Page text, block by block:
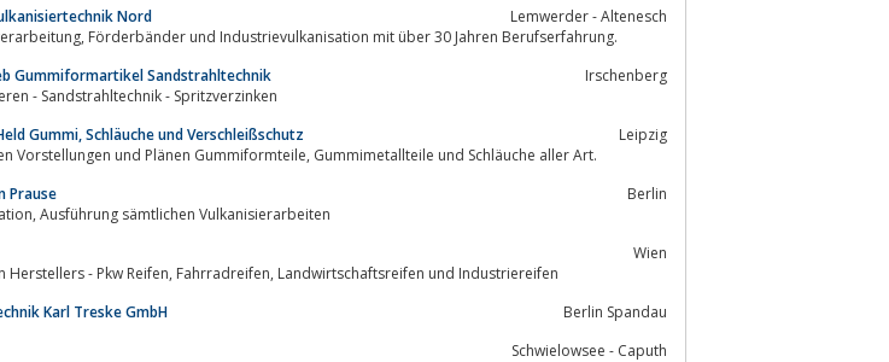
Nord
Lemwerder - Altenesch
Ihr Fachbetrieb für Gummiverarbeitung, Förderbänder und Industrievulkanisation mit über 30 Jahren Berufserfahrung.
Gummiformartikel Sandstrahltechnik
Irschenberg
- Sandstrahltechnik - Spritzverzinken
Gummi, Schläuche und Verschleißschutz
Leipzig
Wir fertigen für Sie nach Ihren Vorstellungen und Plänen Gummiformteile, Gummimetallteile und Schläuche aller Art.
Prause
Berlin
Familienbetrieb in 2. Generation, Ausführung sämtlichen Vulkanisierarbeiten
Wien
Reifen des niederländischen Herstellers - Pkw Reifen, Fahrradreifen, Landwirtschaftsreifen und Industriereifen
Karl Treske GmbH
Berlin Spandau
Schwielowsee - Caputh